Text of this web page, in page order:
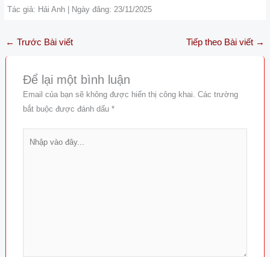
Tác giả: Hải Anh | Ngày đăng: 23/11/2025
← Trước Bài viết Tiếp theo Bài viết →
Để lại một bình luận
Email của bạn sẽ không được hiển thị công khai. Các trường
bắt buộc được đánh dấu *